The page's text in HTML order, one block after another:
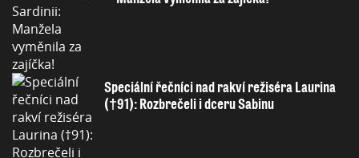
Speciální řečníci nad rakví režiséra Laurina
(†91): Rozbrečeli i dceru Sabinu